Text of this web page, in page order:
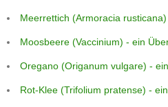
Meerrettich (Armoracia
Moosbeere (Vaccinium) - ein
Oregano (Origanum vulgare) -
Rot-Klee (Trifolium pratense) -